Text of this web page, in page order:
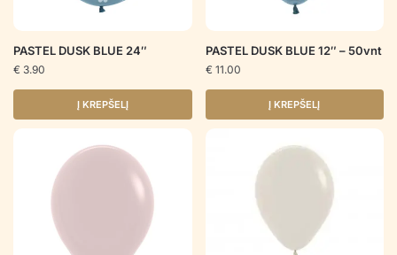
PASTEL DUSK BLUE 24″
€ 3.90
Į KREPŠELĮ
PASTEL DUSK BLUE 12″ – 50vnt
€ 11.00
Į KREPŠELĮ